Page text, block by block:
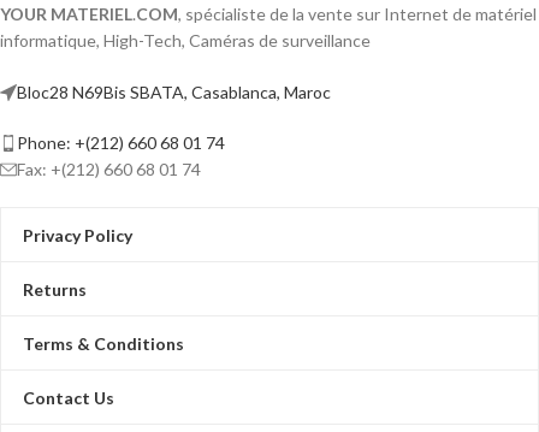
YOUR MATERIEL.COM, spécialiste de la vente sur Internet de matériel
informatique, High-Tech, Caméras de surveillance
Bloc28 N69Bis SBATA, Casablanca, Maroc
Phone: +(212) 660 68 01 74
Fax: +(212) 660 68 01 74
Privacy Policy
Returns
Terms & Conditions
Contact Us